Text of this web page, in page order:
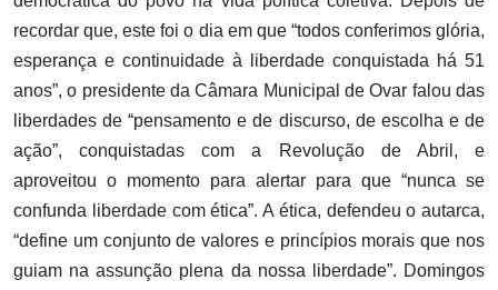
recordar que, este foi o dia em que “todos conferimos glória,
esperança e continuidade à liberdade conquistada há 51
anos”, o presidente da Câmara Municipal de Ovar falou das
liberdades de “pensamento e de discurso, de escolha e de
ação”, conquistadas com a Revolução de Abril, e
aproveitou o momento para alertar para que “nunca se
confunda liberdade com ética”. A ética, defendeu o autarca,
“define um conjunto de valores e princípios morais que nos
guiam na assunção plena da nossa liberdade”. Domingos